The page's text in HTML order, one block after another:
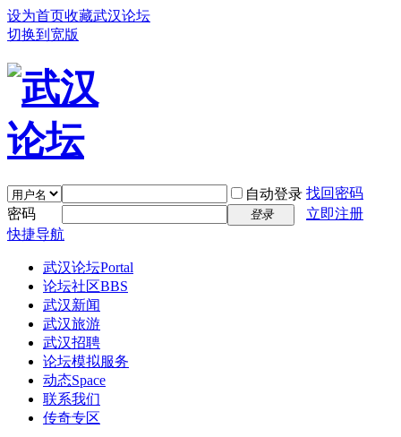
设为首页收藏武汉论坛
切换到宽版
自动登录 找回密码
密码
登录
立即注册
快捷导航
武汉论坛Portal
论坛社区BBS
武汉新闻
武汉旅游
武汉招聘
论坛模拟服务
动态Space
联系我们
传奇专区